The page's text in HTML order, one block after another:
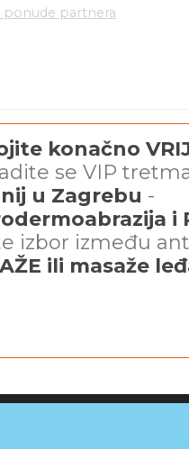
ponude partnera
konačno
se VIP
u Zagrebu -
i
izbor između
ili masaže